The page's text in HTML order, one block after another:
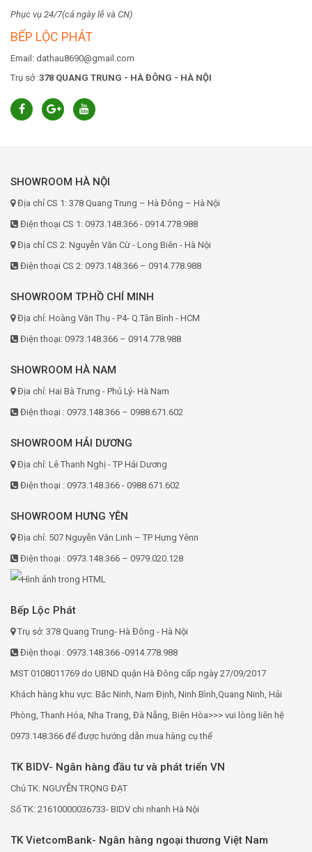
Phục vụ 24/7(cả ngày lễ và CN)
BẾP LỘC PHÁT
Email: dathau8690@gmail.com
Trụ sở :378 QUANG TRUNG - HÀ ĐÔNG - HÀ NỘI
SHOWROOM HÀ NỘI
Địa chỉ CS 1: 378 Quang Trung – Hà Đông – Hà Nội
Điện thoại CS 1: 0973.148.366 - 0914.778.988
Địa chỉ CS 2: Nguyễn Văn Cừ - Long Biên - Hà Nội
Điện thoại CS 2: 0973.148.366 – 0914.778.988
SHOWROOM TP.HỒ CHÍ MINH
Địa chỉ: Hoàng Văn Thụ - P4- Q.Tân Bình - HCM
Điện thoại: 0973.148.366 – 0914.778.988
SHOWROOM HÀ NAM
Địa chỉ: Hai Bà Trưng - Phủ Lý- Hà Nam
Điện thoại : 0973.148.366 – 0988.671.602
SHOWROOM HẢI DƯƠNG
Địa chỉ: Lê Thanh Nghị - TP Hải Dương
Điện thoại : 0973.148.366 - 0988.671.602
SHOWROOM HƯNG YÊN
Địa chỉ: 507 Nguyễn Văn Linh – TP Hưng Yênn
Điện thoại : 0973.148.366 – 0979.020.128
Bếp Lộc Phát
Trụ sở: 378 Quang Trung- Hà Đông - Hà Nội
Điện thoại : 0973.148.366 -0914.778.988
MST 0108011769 do UBND quận Hà Đông cấp ngày 27/09/2017
Khách hàng khu vực: Bắc Ninh, Nam Định, Ninh Bình,Quang Ninh, Hải
Phòng, Thanh Hóa, Nha Trang, Đà Nẵng, Biên Hòa>>> vui lòng liên hệ
0973.148.366 để được hướng dẫn mua hàng cụ thể
TK BIDV- Ngân hàng đầu tư và phát triển VN
Chủ TK: NGUYỄN TRỌNG ĐẠT
Số TK: 21610000036733- BIDV chi nhanh Hà Nội
TK VietcomBank- Ngân hàng ngoại thương Việt Nam